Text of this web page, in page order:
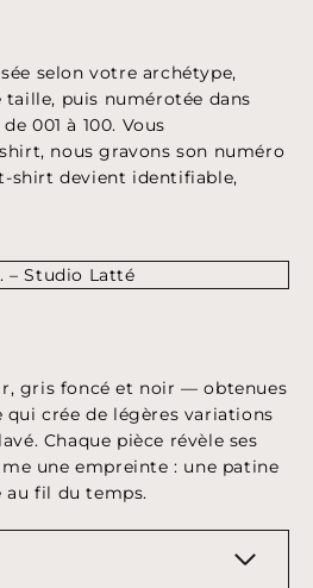
selon votre archétype,
puis numérotée dans
001 à 100. Vous
nous gravons son numéro
shirt devient identifiable,
gris foncé et noir — obtenues
crée de légères variations
Chaque pièce révèle ses
une empreinte : une patine
au fil du temps.